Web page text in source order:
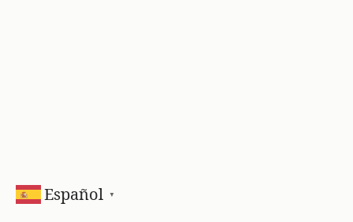
Español ▼